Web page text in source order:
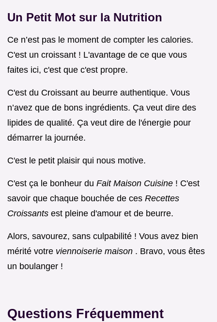
Un Petit Mot sur la Nutrition
Ce n’est pas le moment de compter les calories.
C'est un croissant ! L'avantage de ce que vous
faites ici, c'est que c'est propre.
C'est du Croissant au beurre authentique. Vous
n’avez que de bons ingrédients. Ça veut dire des
lipides de qualité. Ça veut dire de l'énergie pour
démarrer la journée.
C'est le petit plaisir qui nous motive.
C'est ça le bonheur du Fait Maison Cuisine ! C'est
savoir que chaque bouchée de ces Recettes
Croissants est pleine d'amour et de beurre.
Alors, savourez, sans culpabilité ! Vous avez bien
mérité votre viennoiserie maison . Bravo, vous êtes
un boulanger !
Questions Fréquemment